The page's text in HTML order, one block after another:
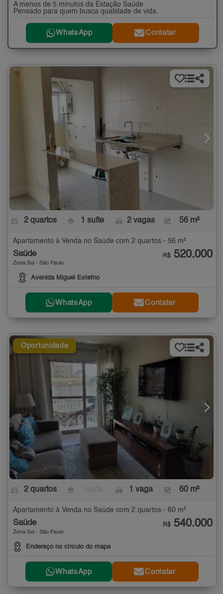
A menos de 5 minutos da Estação Saúde.
Pensado para quem busca qualidade de vida.
WhatsApp Contatar
2 quartos 1 suíte 2 vagas 56 m²
Apartamento à Venda no Saúde com 2 quartos - 56 m²
Saúde
Zona Sul - São Paulo
Avenida Miguel Estefno
R$ 520.000
WhatsApp Contatar
Oportunidade
2 quartos 1 vaga 60 m²
Apartamento à Venda no Saúde com 2 quartos - 60 m²
Saúde
Zona Sul - São Paulo
Endereço no círculo do mapa
R$ 540.000
WhatsApp Contatar